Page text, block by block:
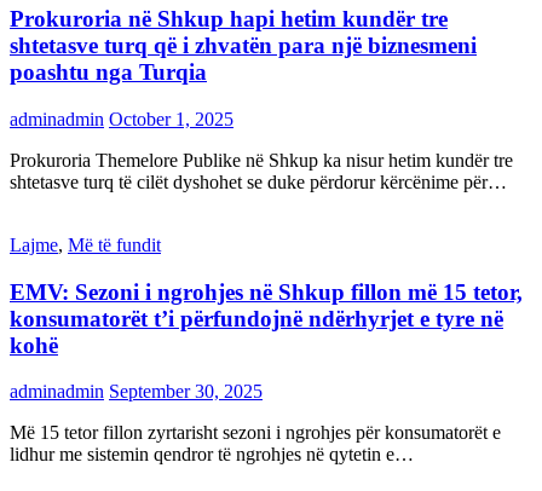
Prokuroria në Shkup hapi hetim kundër tre
shtetasve turq që i zhvatën para një biznesmeni
poashtu nga Turqia
adminadmin October 1, 2025
Prokuroria Themelore Publike në Shkup ka nisur hetim kundër tre
shtetasve turq të cilët dyshohet se duke përdorur kërcënime për…
Lajme, Më të fundit
EMV: Sezoni i ngrohjes në Shkup fillon më 15 tetor,
konsumatorët t’i përfundojnë ndërhyrjet e tyre në
kohë
adminadmin September 30, 2025
Më 15 tetor fillon zyrtarisht sezoni i ngrohjes për konsumatorët e
lidhur me sistemin qendror të ngrohjes në qytetin e…